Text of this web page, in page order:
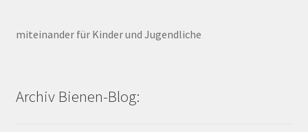
miteinander für Kinder und Jugendliche
Archiv Bienen-Blog: